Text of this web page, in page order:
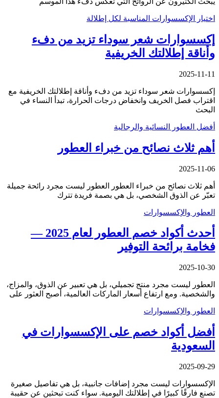
اختيار الإكسسوارات المناسبة لكل إطلالة
إكسسوارات شعر سوداء تزيد من دفء
وأناقة إطلالتك الخريفية
2025-11-11
إكسسوارات شعر سوداء تزيد من دفء وأناقة إطلالتك الخريفية مع
اقتراب فصل الخريف وانخفاض درجات الحرارة، تبدأ النساء في
البحث
أفضل العطور النسائية والرجالية
أهم ثلاث نصائح من خبراء العطور
2025-11-06
أهم ثلاث نصائح من خبراء العطور العطور ليست مجرد رائحة جميلة
تعبّر عن الذوق الشخصي، بل هي بصمة فريدة تترك
العطور والإكسسوارات
أحدث أكواد خصم العطور لعام 2025 —
فخامة برائحة التوفير
2025-10-30
العطور ليست مجرد منتج تجميلي، بل هي تعبير عن الذوق، والمزاج،
والشخصية. ومع ارتفاع أسعار الماركات العالمية، أصبح العثور على
العطور والإكسسوارات
أفضل أكواد خصم على الإكسسوارات في
السعودية
2025-09-29
الإكسسوارات ليست مجرد إضافات جانبية، بل هي تفاصيل صغيرة
تصنع فارقًا كبيرًا في إطلالتك اليومية. سواء كنت تبحثين عن حقيبة